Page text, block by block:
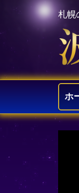
札幌
ホ